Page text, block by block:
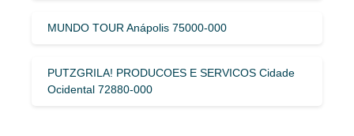
MUNDO TOUR Anápolis 75000-000
PUTZGRILA! PRODUCOES E SERVICOS Cidade
Ocidental 72880-000